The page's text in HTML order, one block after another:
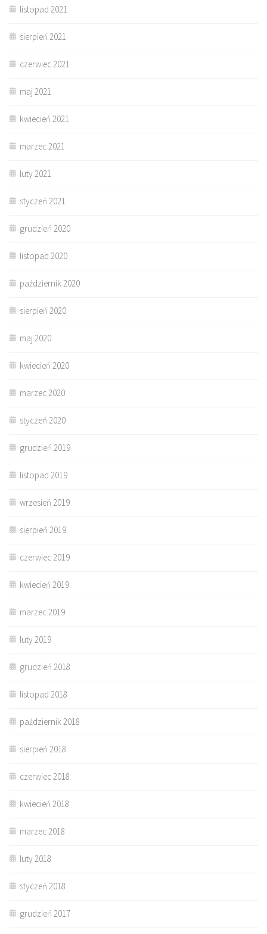
listopad 2021
sierpień 2021
czerwiec 2021
maj 2021
kwiecień 2021
marzec 2021
luty 2021
styczeń 2021
grudzień 2020
listopad 2020
październik 2020
sierpień 2020
maj 2020
kwiecień 2020
marzec 2020
styczeń 2020
grudzień 2019
listopad 2019
wrzesień 2019
sierpień 2019
czerwiec 2019
kwiecień 2019
marzec 2019
luty 2019
grudzień 2018
listopad 2018
październik 2018
sierpień 2018
czerwiec 2018
kwiecień 2018
marzec 2018
luty 2018
styczeń 2018
grudzień 2017